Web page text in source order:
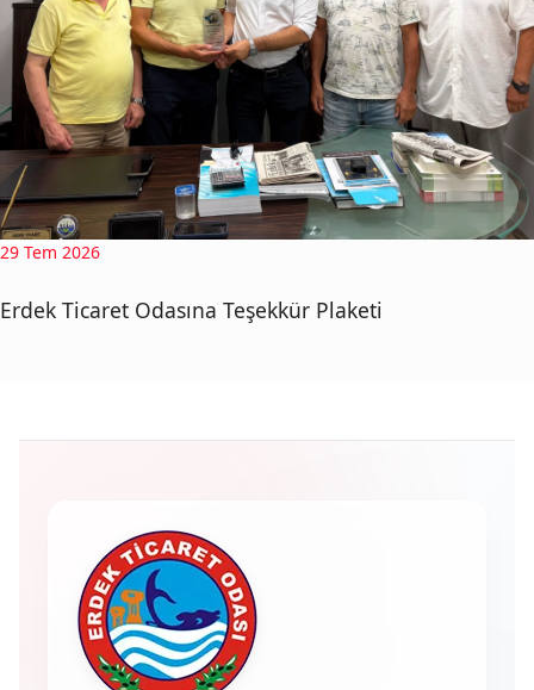
29 Tem 2026
Erdek Ticaret Odasına Teşekkür Plaketi